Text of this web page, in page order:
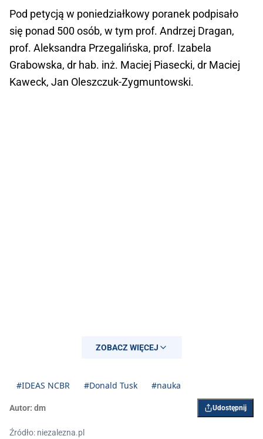
Pod petycją w poniedziałkowy poranek podpisało
się ponad 500 osób, w tym prof. Andrzej Dragan,
prof. Aleksandra Przegalińska, prof. Izabela
Grabowska, dr hab. inż. Maciej Piasecki, dr Maciej
Kaweck, Jan Oleszczuk-Zygmuntowski.
ZOBACZ WIĘCEJ
#IDEAS NCBR #Donald Tusk #nauka
Autor: dm Udostępnij
Źródło: niezalezna.pl